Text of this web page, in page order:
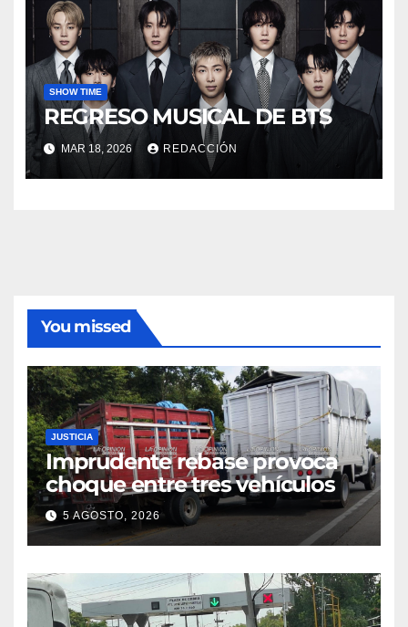
SHOW TIME
REGRESO MUSICAL DE BTS
MAR 18, 2026 REDACCIÓN
You missed
JUSTICIA
Imprudente rebase provoca
choque entre tres vehículos
5 AGOSTO, 2026